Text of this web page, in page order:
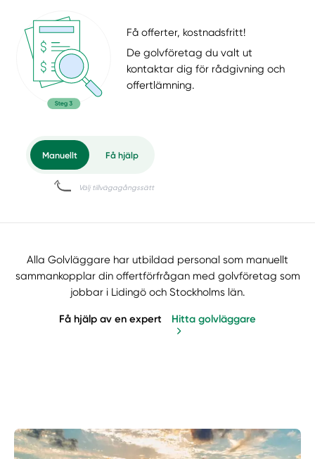
Få offerter, kostnadsfritt!
De golvföretag du valt ut
kontaktar dig för rådgivning och
offertlämning.
Manuellt Få hjälp
Alla Golvläggare har utbildad personal som manuellt
sammankopplar din offertförfrågan med golvföretag som
jobbar i Lidingö och Stockholms län.
Få hjälp av en expert Hitta golvläggare